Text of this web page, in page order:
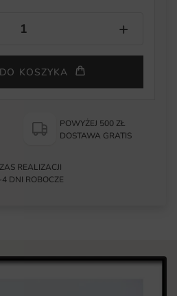
KOSZYKA
POWYŻEJ 500 ZŁ
DOSTAWA GRATIS
REALIZACJI
DNI ROBOCZE